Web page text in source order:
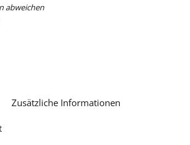
abweichen
Zusätzliche Informationen